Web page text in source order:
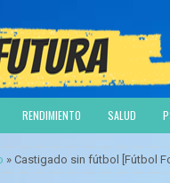
RENDIMIENTO SALUD
» Castigado sin fútbol [Fútbol